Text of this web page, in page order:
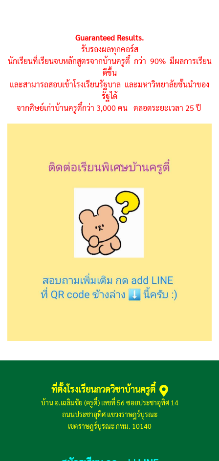
Guaranteed Results.
รับรองผลทุกคอร์ส
นักเรียนที่เรียนจบหลักสูตรจากบ้านครูตี๋ กว่า 90% มีผลการเรียน
ดีขึ้น
และสามารถสอบเข้าโรงเรียนรัฐบาล และมหาวิทยาลัยชั้นนำของ
รัฐได้
จากศิษย์เก่าบ้านครูตี๋กว่า 3,000 คน ตลอดระยะเวลา 25 ปี
ที่ตั้งโรงเรียนกวดวิชาบ้านครูตี๋
บ้าน อ.เฉลิมชัย (ครูตี๋) เลขที่ 56 ซอยประชาอุทิศ 14
ถนนประชาอุทิศ แขวงราษฎร์บูรณะ
เขตราษฎร์บูรณะ กทม. 10140